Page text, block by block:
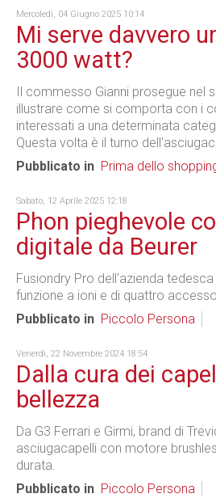
Mercoledì, 04 Giugno 2025 10:14
Mi serve davvero
3000 watt?
Il commesso Gianni prosegue nel
illustrare come si comporta con i
interessati a una determinata
Questa volta è il turno
Pubblicato in Prima dello
Sabato, 12 Aprile 2025 12:18
Phon pieghevole
digitale da Beurer
Fusiondry Pro dell'azienda
funzione a ioni e di quattro
Pubblicato in Piccolo Persona
Venerdì, 22 Novembre 2024 18:54
Dalla cura dei
bellezza
Da G3 Ferrari e Girmi, brand di
asciugacapelli con motore
durata.
Pubblicato in Piccolo Persona